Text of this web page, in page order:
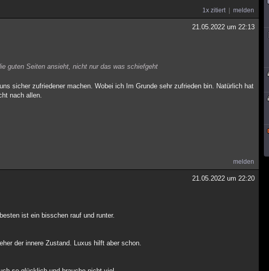
1x zitiert melden
21.05.2022 um 22:13
guten Seiten ansieht, nicht nur das was schiefgeht
sicher zufriedener machen. Wobei ich Im Grunde sehr zufrieden bin. Natürlich hat
nach allen.
melden
21.05.2022 um 22:20
ist ein bisschen rauf und runter.
der innere Zustand. Luxus hilft aber schon.